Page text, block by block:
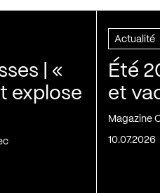
| «
explose
Actualité
Été
et
Magazine
10.07.2026